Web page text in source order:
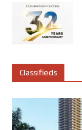
Classifieds